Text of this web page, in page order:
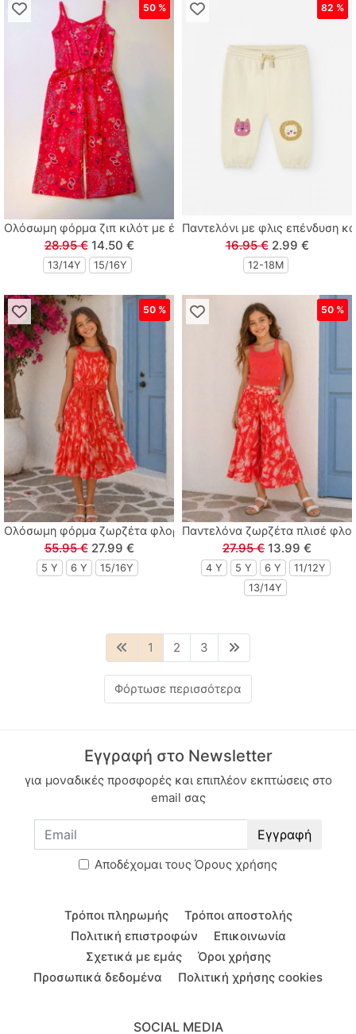
Ολόσωμη φόρμα ζιπ κιλότ με έθνικ σχέδιο και ξύλινες
28.95 € 14.50 €
13/14Y 15/16Y
50 %
Παντελόνι με φλις επένδυση
16.95 € 2.99 €
12-18Μ
82 %
Ολόσωμη φόρμα ζωρζέτα φλοράλ με πλισέ παντελόνα και
55.95 € 27.99 €
5 Y 6 Y 15/16Y
50 %
Παντελόνα ζωρζέτα πλισέ
27.95 € 13.99 €
4 Y 5 Y 6 Y
11/12Y
13/14Y
50 %
1 2 3
Φόρτωσε περισσότερα
Εγγραφή στο Newsletter
για μοναδικές προσφορές και επιπλέον εκπτώσεις στο
email σας
Εγγραφή
Aποδέχομαι τους Όρους χρήσης
Τρόποι πληρωμής
Τρόποι αποστολής
Πολιτική επιστροφών
Επικοινωνία
Σχετικά με εμάς
Όροι χρήσης
Προσωπικά δεδομένα
Πολιτική χρήσης cookies
SOCIAL MEDIA